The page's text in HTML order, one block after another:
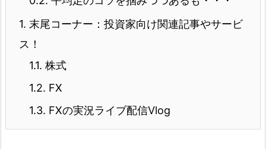
1. 末尾コーナー：投資家向け関連記事やサービ
ス！
1.1. 株式
1.2. FX
1.3. FXの実況ライブ配信Vlog